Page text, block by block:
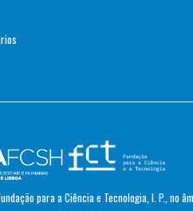
para a Ciência e Tecnologia, I. P.,